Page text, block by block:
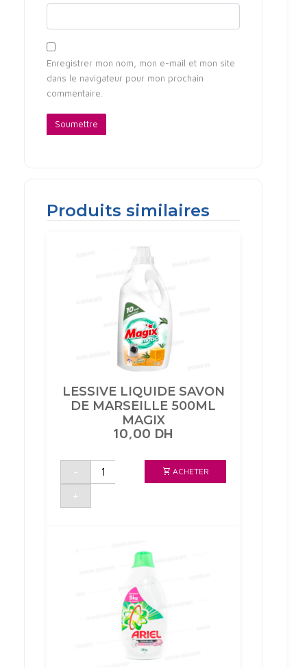
Enregistrer mon nom, mon e-mail et mon site
dans le navigateur pour mon prochain
commentaire.
Produits similaires
LESSIVE LIQUIDE SAVON
DE MARSEILLE 500ML
MAGIX
10,00 DH
-
quantité
LESSIVE
DE
+
ACHETER